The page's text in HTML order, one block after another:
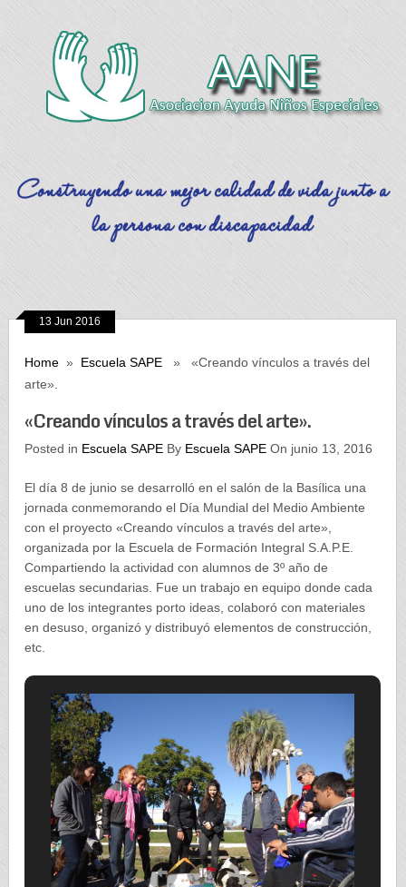
13 Jun 2016
Home » Escuela SAPE » «Creando vínculos a través del
arte».
«Creando vínculos a través del arte».
Posted in Escuela SAPE By Escuela SAPE On junio 13, 2016
El día 8 de junio se desarrolló en el salón de la Basílica una
jornada conmemorando el Día Mundial del Medio Ambiente
con el proyecto «Creando vínculos a través del arte»,
organizada por la Escuela de Formación Integral S.A.P.E.
Compartiendo la actividad con alumnos de 3º año de
escuelas secundarias. Fue un trabajo en equipo donde cada
uno de los integrantes porto ideas, colaboró con materiales
en desuso, organizó y distribuyó elementos de construcción,
etc.